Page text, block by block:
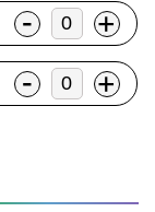
- +
- +